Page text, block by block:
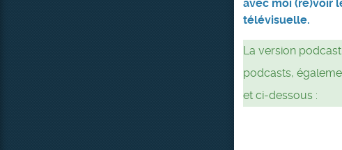
avec moi (re)voir
télévisuelle.
La version
podcasts,
et ci-dessous :